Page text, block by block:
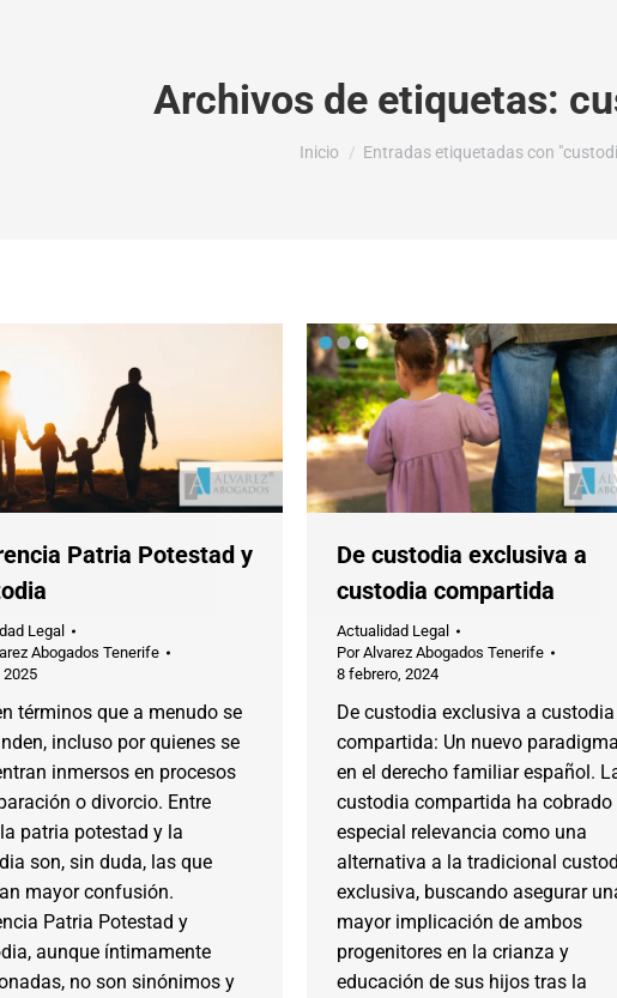
Archivos de etiquetas:
Estás aquí:
Inicio Entradas etiquetadas con
Patria Potestad y
Legal
Abogados Tenerife
2025
términos que a menudo se
incluso por quienes se
inmersos en procesos
o divorcio. Entre
patria potestad y la
son, sin duda, las que
mayor confusión.
Patria Potestad y
aunque íntimamente
no son sinónimos y
De custodia exclusiva a
custodia compartida
Actualidad Legal
PorAlvarez Abogados Tenerife
8 febrero, 2024
De custodia exclusiva a custodia
compartida: Un nuevo paradigma
en el derecho familiar español.
custodia compartida ha cobrado
especial relevancia como una
alternativa a la tradicional
exclusiva, buscando asegurar
mayor implicación de ambos
progenitores en la crianza y
educación de sus hijos tras la